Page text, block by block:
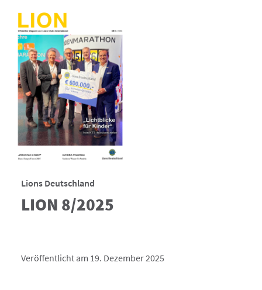
Lions Deutschland
LION 8/2025
Veröffentlicht am 19. Dezember 2025